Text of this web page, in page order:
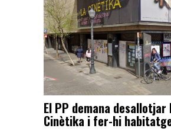
El PP demana desallotjar
Cinètika i fer-hi